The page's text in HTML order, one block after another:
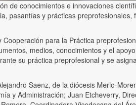
de conocimientos e innovaciones
pasantías y prácticas
para la Práctica
medios, conocimientos y el
su práctica preprofesional y se
Saenz, de la diócesis Merlo-
y Administración; Juan Etcheverry,